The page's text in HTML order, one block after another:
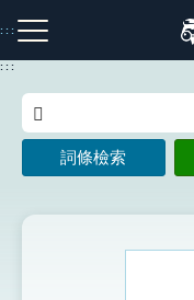
到
主
:::
注音索引圖示 筆
:::
詞條檢索